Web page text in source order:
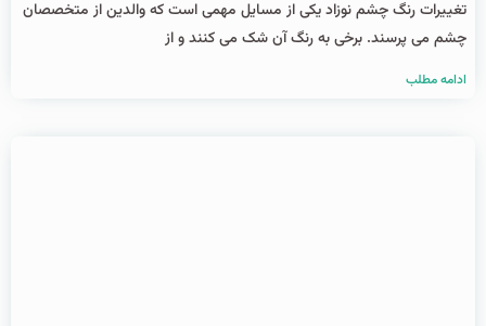
تغییرات رنگ چشم نوزاد یکی از مسایل مهمی است که والدین از متخصصان
چشم می پرسند. برخی به رنگ آن شک می کنند و از
ادامه مطلب